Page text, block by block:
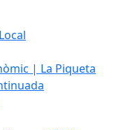
| La Piqueta